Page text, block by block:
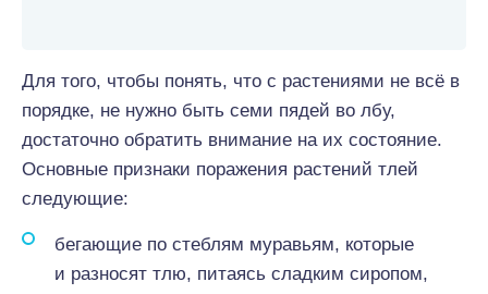
Для того, чтобы понять, что с растениями не всё в
порядке, не нужно быть семи пядей во лбу,
достаточно обратить внимание на их состояние.
Основные признаки поражения растений тлей
следующие:
бегающие по стеблям муравьям, которые
и разносят тлю, питаясь сладким сиропом,